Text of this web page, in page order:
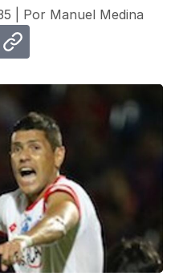
| Por Manuel Medina
Copy link